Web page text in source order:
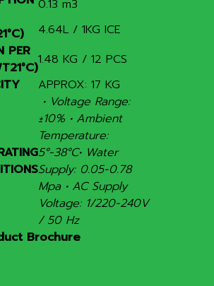
0.13 m3
4.64L / 1KG ICE
PER 1.48 KG / 12 PCS
APPROX: 17 KG
• Voltage Range:
±10% • Ambient
Temperature:
5°-38°C• Water
Supply: 0.05-0.78
Mpa • AC Supply
Voltage: 1/220-240V
/ 50 Hz
Brochure